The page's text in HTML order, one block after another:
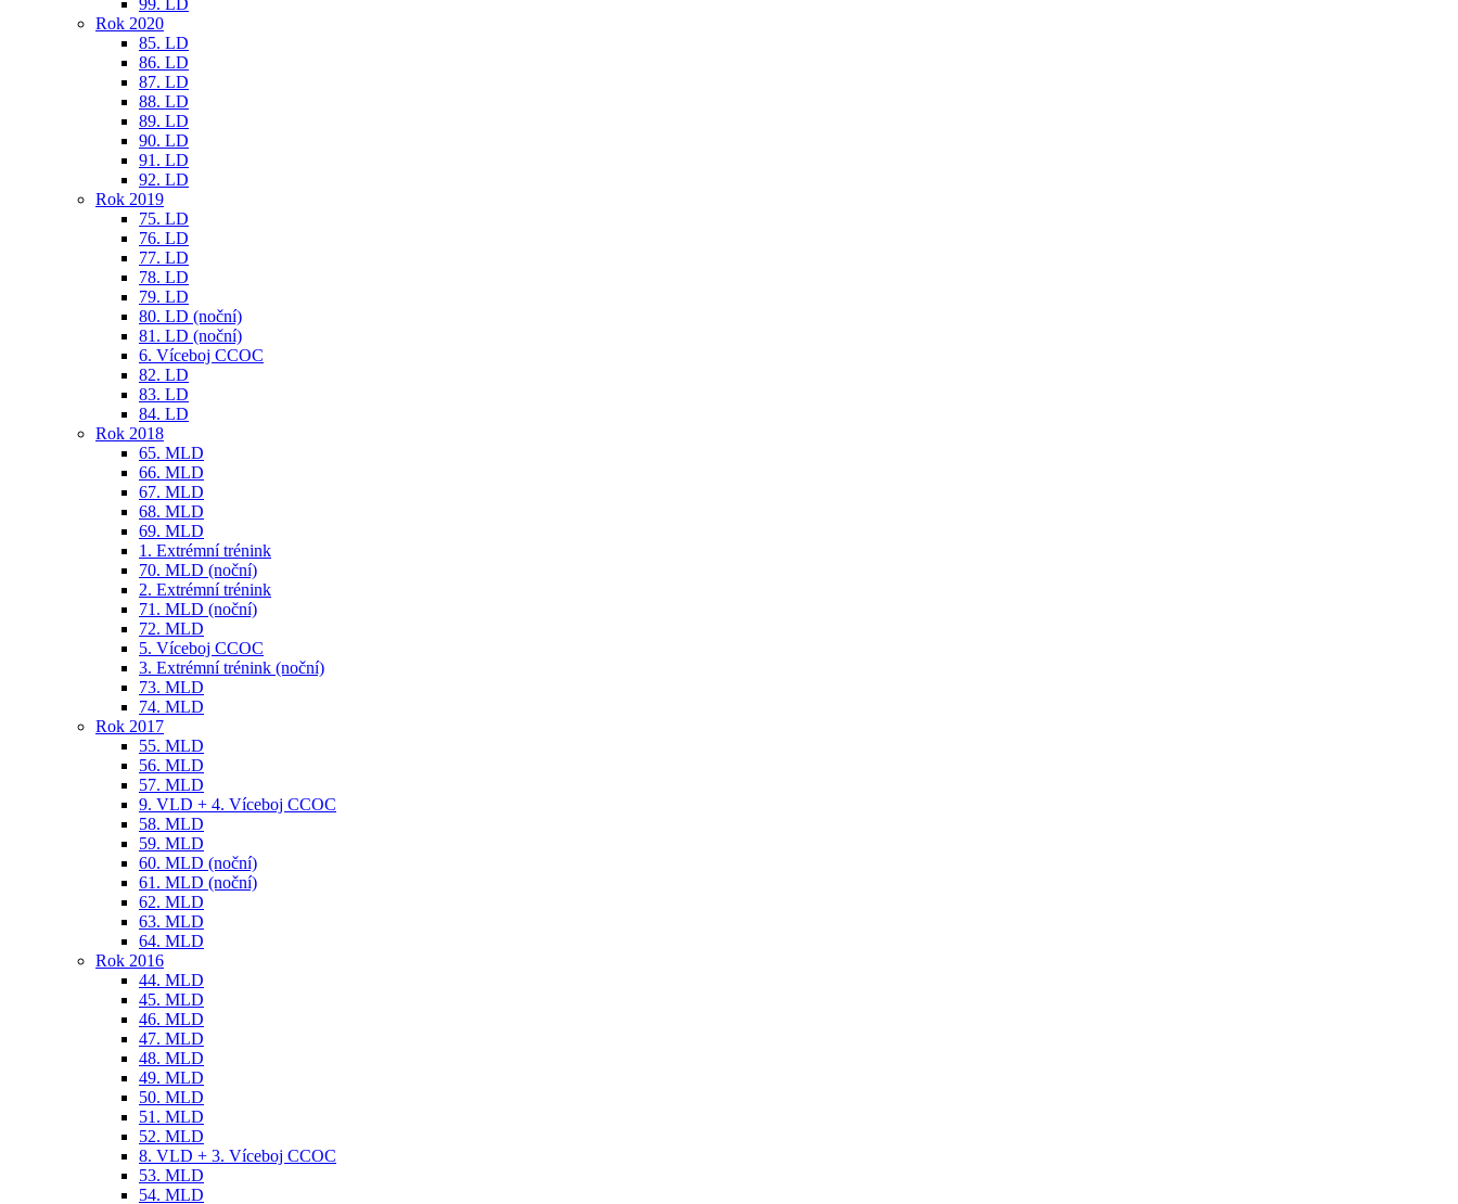
99. LD
Rok 2020
85. LD
86. LD
87. LD
88. LD
89. LD
90. LD
91. LD
92. LD
Rok 2019
75. LD
76. LD
77. LD
78. LD
79. LD
80. LD (noční)
81. LD (noční)
6. Víceboj CCOC
82. LD
83. LD
84. LD
Rok 2018
65. MLD
66. MLD
67. MLD
68. MLD
69. MLD
1. Extrémní trénink
70. MLD (noční)
2. Extrémní trénink
71. MLD (noční)
72. MLD
5. Víceboj CCOC
3. Extrémní trénink (noční)
73. MLD
74. MLD
Rok 2017
55. MLD
56. MLD
57. MLD
9. VLD + 4. Víceboj CCOC
58. MLD
59. MLD
60. MLD (noční)
61. MLD (noční)
62. MLD
63. MLD
64. MLD
Rok 2016
44. MLD
45. MLD
46. MLD
47. MLD
48. MLD
49. MLD
50. MLD
51. MLD
52. MLD
8. VLD + 3. Víceboj CCOC
53. MLD
54. MLD